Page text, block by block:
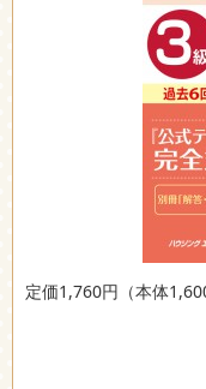
定価1,760円（本体